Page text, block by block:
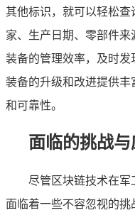
其他标识，就可以轻松
家、生产日期、零部件
装备的管理效率，及时
装备的升级和改进提供
和可靠性。
面临的挑战
尽管区块链技术在军
面临着一些不容忽视的